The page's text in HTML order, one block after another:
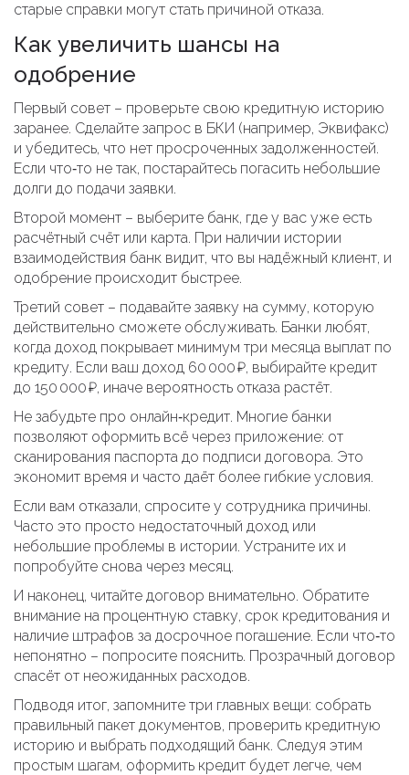
старые справки могут стать причиной отказа.
Как увеличить шансы на
одобрение
Первый совет – проверьте свою кредитную историю
заранее. Сделайте запрос в БКИ (например, Эквифакс)
и убедитесь, что нет просроченных задолженностей.
Если что‑то не так, постарайтесь погасить небольшие
долги до подачи заявки.
Второй момент – выберите банк, где у вас уже есть
расчётный счёт или карта. При наличии истории
взаимодействия банк видит, что вы надёжный клиент, и
одобрение происходит быстрее.
Третий совет – подавайте заявку на сумму, которую
действительно сможете обслуживать. Банки любят,
когда доход покрывает минимум три месяца выплат по
кредиту. Если ваш доход 60 000 ₽, выбирайте кредит
до 150 000 ₽, иначе вероятность отказа растёт.
Не забудьте про онлайн‑кредит. Многие банки
позволяют оформить всё через приложение: от
сканирования паспорта до подписи договора. Это
экономит время и часто даёт более гибкие условия.
Если вам отказали, спросите у сотрудника причины.
Часто это просто недостаточный доход или
небольшие проблемы в истории. Устраните их и
попробуйте снова через месяц.
И наконец, читайте договор внимательно. Обратите
внимание на процентную ставку, срок кредитования и
наличие штрафов за досрочное погашение. Если что‑то
непонятно – попросите пояснить. Прозрачный договор
спасёт от неожиданных расходов.
Подводя итог, запомните три главных вещи: собрать
правильный пакет документов, проверить кредитную
историю и выбрать подходящий банк. Следуя этим
простым шагам, оформить кредит будет легче, чем